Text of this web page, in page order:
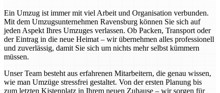
Ein Umzug ist immer mit viel Arbeit und Organisation verbunden.
Mit dem Umzugsunternehmen Ravensburg können Sie sich auf
jeden Aspekt Ihres Umzuges verlassen. Ob Packen, Transport oder
der Eintrag in die neue Heimat – wir übernehmen alles professionell
und zuverlässig, damit Sie sich um nichts mehr selbst kümmern
müssen.
Unser Team besteht aus erfahrenen Mitarbeitern, die genau wissen,
wie man Umzüge stressfrei gestaltet. Von der ersten Planung bis
zum letzten Kistenplatz in Ihrem neuen Zuhause – wir sorgen für